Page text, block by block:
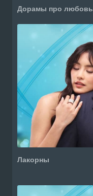
Дорамы про любовь
Лакорны